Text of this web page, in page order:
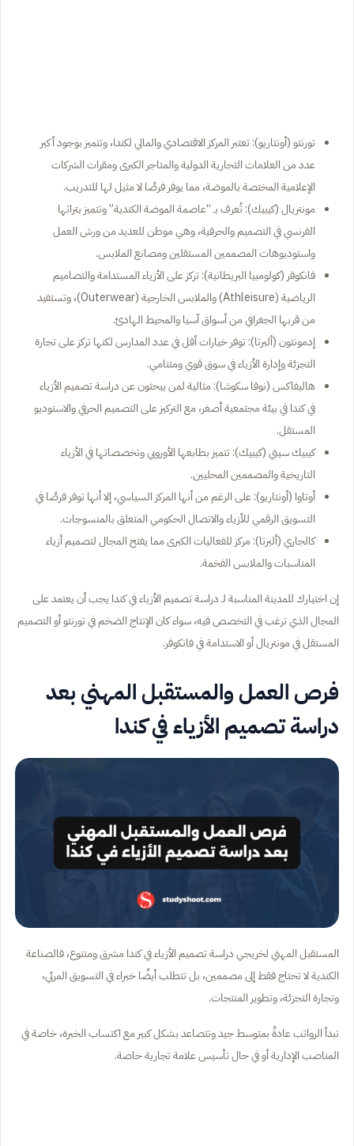
تورنتو (أونتاريو): تعتبر المركز الاقتصادي والمالي لكندا، وتتميز بوجود أكبر
عدد من العلامات التجارية الدولية والمتاجر الكبرى ومقرات الشركات
الإعلامية المختصة بالموضة، مما يوفر فرصًا لا مثيل لها للتدريب.
مونتريال (كيبيك): تُعرف بـ “عاصمة الموضة الكندية” وتتميز بتراثها
الفرنسي في التصميم والحرفية، وهي موطن للعديد من ورش العمل
واستوديوهات المصممين المستقلين ومصانع الملابس.
فانكوفر (كولومبيا البريطانية): تركز على الأزياء المستدامة والتصاميم
الرياضية (Athleisure) والملابس الخارجية (Outerwear)، وتستفيد
من قربها الجغرافي من أسواق آسيا والمحيط الهادئ.
إدمونتون (ألبرتا): توفر خيارات أقل في عدد المدارس لكنها تركز على تجارة
التجزئة وإدارة الأزياء في سوق قوي ومتنامي.
هاليفاكس (نوفا سكوشا): مثالية لمن يبحثون عن دراسة تصميم الأزياء
في كندا في بيئة مجتمعية أصغر، مع التركيز على التصميم الحرفي والاستوديو
المستقل.
كيبيك سيتي (كيبيك): تتميز بطابعها الأوروبي وتخصصاتها في الأزياء
التاريخية والمصممين المحليين.
أوتاوا (أونتاريو): على الرغم من أنها المركز السياسي، إلا أنها توفر فرصًا في
التسويق الرقمي للأزياء والاتصال الحكومي المتعلق بالمنسوجات.
كالجاري (ألبرتا): مركز للفعاليات الكبرى مما يفتح المجال لتصميم أزياء
المناسبات والملابس الفخمة.
إن اختيارك للمدينة المناسبة لـ دراسة تصميم الأزياء في كندا يجب أن يعتمد على
المجال الذي ترغب في التخصص فيه، سواء كان الإنتاج الضخم في تورنتو أو التصميم
المستقل في مونتريال أو الاستدامة في فانكوفر.
فرص العمل والمستقبل المهني بعد
دراسة تصميم الأزياء في كندا
المستقبل المهني لخريجي دراسة تصميم الأزياء في كندا مشرق ومتنوع، فالصناعة
الكندية لا تحتاج فقط إلى مصممين، بل تتطلب أيضًا خبراء في التسويق المرئي،
وتجارة التجزئة، وتطوير المنتجات.
تبدأ الرواتب عادةً بمتوسط جيد وتتصاعد بشكل كبير مع اكتساب الخبرة، خاصة في
المناصب الإدارية أو في حال تأسيس علامة تجارية خاصة.